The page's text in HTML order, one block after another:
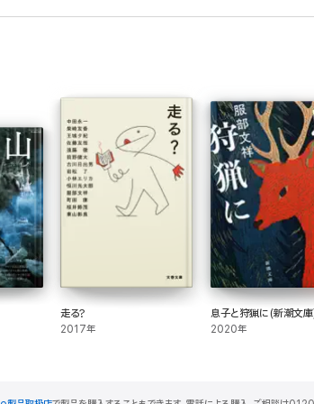
走る?
2017年
息子と狩猟に(新潮文
2020年